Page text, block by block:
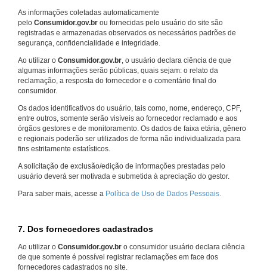
As informações coletadas automaticamente
pelo Consumidor.gov.br ou fornecidas pelo usuário do site são
registradas e armazenadas observados os necessários padrões de
segurança, confidencialidade e integridade.
Ao utilizar o Consumidor.gov.br , o usuário declara ciência de que
algumas informações serão públicas, quais sejam: o relato da
reclamação, a resposta do fornecedor e o comentário final do
consumidor.
Os dados identificativos do usuário, tais como, nome, endereço, CPF,
entre outros, somente serão visíveis ao fornecedor reclamado e aos
órgãos gestores e de monitoramento. Os dados de faixa etária, gênero
e regionais poderão ser utilizados de forma não individualizada para
fins estritamente estatísticos.
A solicitação de exclusão/edição de informações prestadas pelo
usuário deverá ser motivada e submetida à apreciação do gestor.
Para saber mais, acesse a Política de Uso de Dados Pessoais.
7. Dos fornecedores cadastrados
Ao utilizar o Consumidor.gov.br o consumidor usuário declara ciência
de que somente é possível registrar reclamações em face dos
fornecedores cadastrados no site.